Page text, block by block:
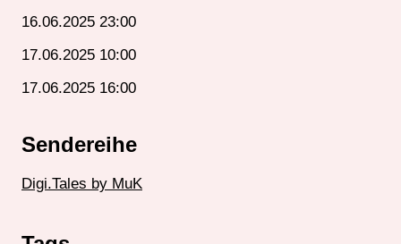
16.06.2025 23:00
17.06.2025 10:00
17.06.2025 16:00
Sendereihe
Digi.Tales by MuK